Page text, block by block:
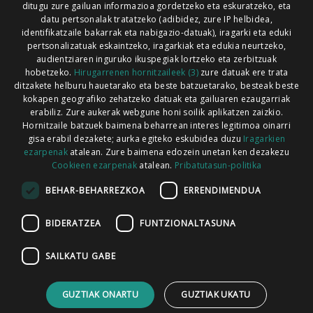
Xorroxin irratia | Lesaka | T. 948638288
Codesyntaxek garatua
HARREMANETARAKO
ditugu zure gailuan informazioa gordetzeko eta eskuratzeko, eta
datu pertsonalak tratatzeko (adibidez, zure IP helbidea,
identifikatzaile bakarrak eta nabigazio-datuak), iragarki eta eduki
pertsonalizatuak eskaintzeko, iragarkiak eta edukia neurtzeko,
audientziaren inguruko ikuspegiak lortzeko eta zerbitzuak
hobetzeko. Hirugarrenen hornitzaileek (3)zure datuak ere trata
ditzakete helburu hauetarako eta beste batzuetarako, besteak beste
kokapen geografiko zehatzeko datuak eta gailuaren ezaugarriak
erabiliz. Zure aukerak webgune honi soilik aplikatzen zaizkio.
Hornitzaile batzuek baimena beharrean interes legitimoa oinarri
gisa erabil dezakete; aurka egiteko eskubidea duzu Iragarkien
ezarpenakatalean. Zure baimena edozein unetan ken dezakezu
Cookieen ezarpenak atalean. Pribatutasun-politika
BEHAR-BEHARREZKOA ERRENDIMENDUA
BIDERATZEA FUNTZIONALTASUNA
SAILKATU GABE
GUZTIAK ONARTU GUZTIAK UKATU